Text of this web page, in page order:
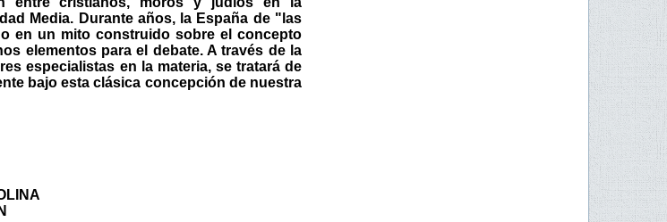
Media. Durante años, la España de "las
en un mito construido sobre el concepto
elementos para el debate. A través de la
especialistas en la materia, se tratará de
bajo esta clásica concepción de nuestra